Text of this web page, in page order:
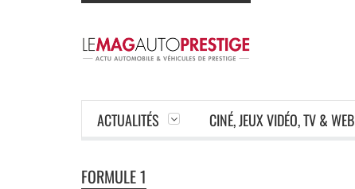
ACTUALITÉS CINÉ, JEUX VIDÉO, TV & WEB
FORMULE 1